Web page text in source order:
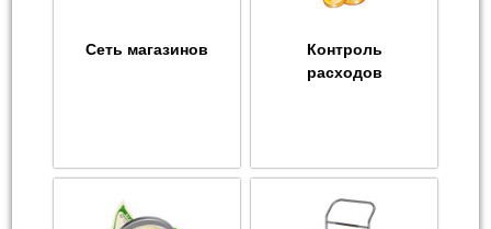
Сеть магазинов
Контроль
расходов